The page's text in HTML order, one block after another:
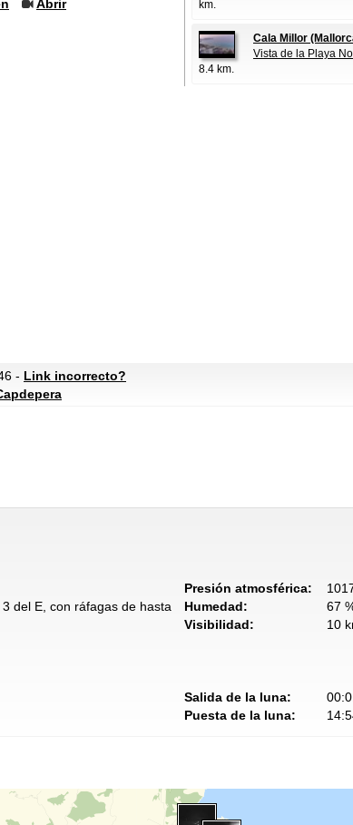
Abrir
km.
Cala Millor
Vista de la Playa
8.4 km.
- Link incorrecto?
del E, con ráfagas de hasta
Presión atmosférica:
Humedad:
67
Visibilidad:
10
Salida de la luna:
Puesta de la luna: